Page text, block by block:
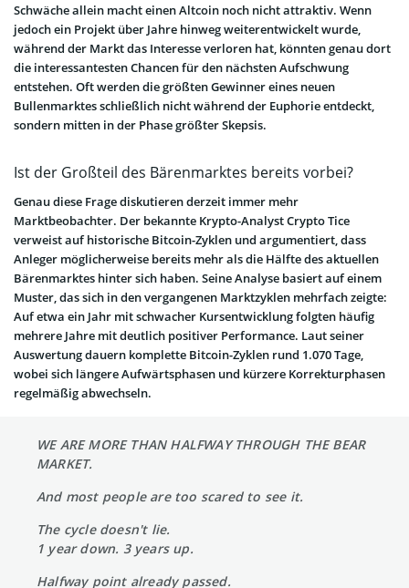
Schwäche allein macht einen Altcoin noch nicht attraktiv. Wenn
jedoch ein Projekt über Jahre hinweg weiterentwickelt wurde,
während der Markt das Interesse verloren hat, könnten genau dort
die interessantesten Chancen für den nächsten Aufschwung
entstehen. Oft werden die größten Gewinner eines neuen
Bullenmarktes schließlich nicht während der Euphorie entdeckt,
sondern mitten in der Phase größter Skepsis.
Ist der Großteil des Bärenmarktes bereits vorbei?
Genau diese Frage diskutieren derzeit immer mehr
Marktbeobachter. Der bekannte Krypto-Analyst Crypto Tice
verweist auf historische Bitcoin-Zyklen und argumentiert, dass
Anleger möglicherweise bereits mehr als die Hälfte des aktuellen
Bärenmarktes hinter sich haben. Seine Analyse basiert auf einem
Muster, das sich in den vergangenen Marktzyklen mehrfach zeigte:
Auf etwa ein Jahr mit schwacher Kursentwicklung folgten häufig
mehrere Jahre mit deutlich positiver Performance. Laut seiner
Auswertung dauern komplette Bitcoin-Zyklen rund 1.070 Tage,
wobei sich längere Aufwärtsphasen und kürzere Korrekturphasen
regelmäßig abwechseln.
WE ARE MORE THAN HALFWAY THROUGH THE BEAR
MARKET.
And most people are too scared to see it.
The cycle doesn't lie.
1 year down. 3 years up.
Halfway point already passed.